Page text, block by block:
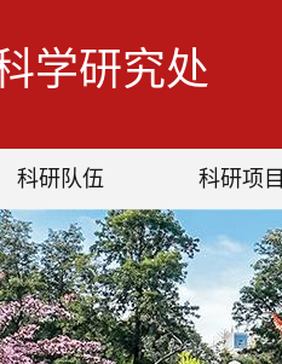
学研究处
科研队伍 科研项目